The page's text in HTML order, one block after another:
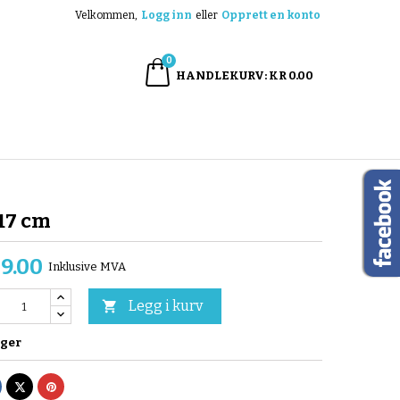
Velkommen, Logg inn eller Opprett en konto
HANDLEKURV
0
KR 0.00
cm
Inklusive MVA
 Legg i kurv
TvitrePinterest